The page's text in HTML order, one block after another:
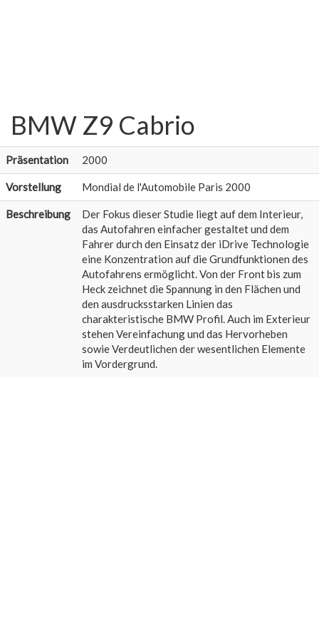
BMW Z9 Cabrio
Präsentation 2000
Vorstellung Mondial de l'Automobile Paris 2000
Beschreibung
Der Fokus dieser Studie liegt auf dem Interieur,
das Autofahren einfacher gestaltet und dem
Fahrer durch den Einsatz der iDrive Technologie
eine Konzentration auf die Grundfunktionen des
Autofahrens ermöglicht. Von der Front bis zum
Heck zeichnet die Spannung in den Flächen und
den ausdrucksstarken Linien das
charakteristische BMW Profil. Auch im Exterieur
stehen Vereinfachung und das Hervorheben
sowie Verdeutlichen der wesentlichen Elemente
im Vordergrund.